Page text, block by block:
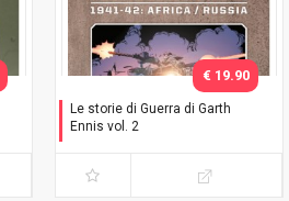
Le storie di Guerra di Garth
Ennis vol. 2
€ 19.90